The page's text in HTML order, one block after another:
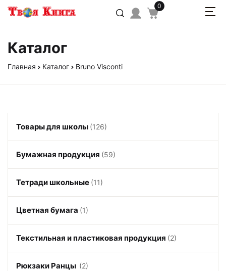
0
Каталог
Главная Каталог Bruno Visconti
Товары для школы (126)
Бумажная продукция (59)
Тетради школьные (11)
Цветная бумага (1)
Текстильная и пластиковая продукция (2)
Рюкзаки Ранцы (2)